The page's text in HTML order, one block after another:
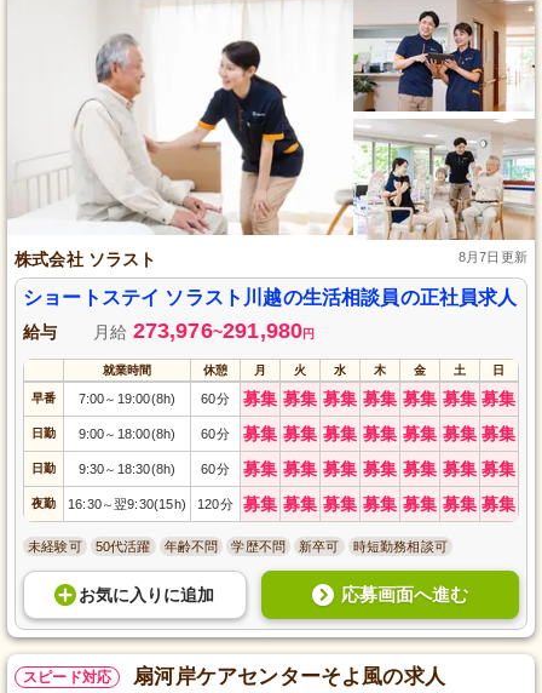
株式会社 ソラスト 8月7日更新
ショートステイ ソラスト川越の生活相談員の正社員求人
給与 月給 273,976~291,980円
就業時間 休憩 月 火 水 木 金 土 日
早番 7:00～ 19:00(8h) 60分 募集 募集 募集 募集 募集 募集 募集
日勤 9:00～ 18:00(8h) 60分 募集 募集 募集 募集 募集 募集 募集
日勤 9:30～ 18:30(8h) 60分 募集 募集 募集 募集 募集 募集 募集
夜勤 16:30～翌9:30(15h) 120分 募集 募集 募集 募集 募集 募集 募集
未経験可 50代活躍 年齢不問 学歴不問 新卒可 時短勤務相談可
お気に入り に追加 応募画面へ進む
スピード対応 扇河岸ケアセンターそよ風の求人